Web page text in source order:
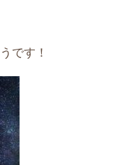
です！